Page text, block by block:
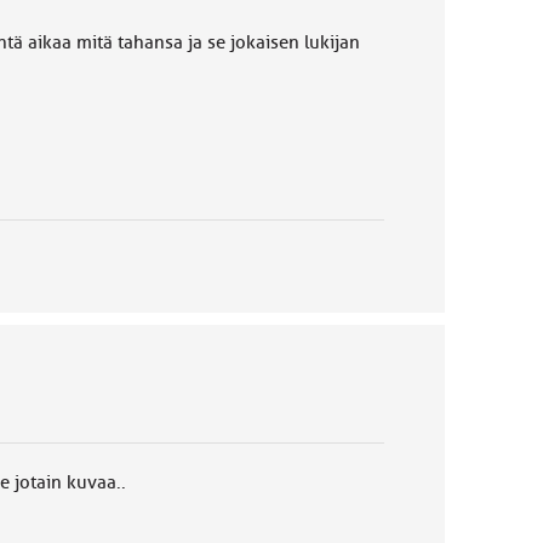
aikaa mitä tahansa ja se jokaisen lukijan
jotain kuvaa..